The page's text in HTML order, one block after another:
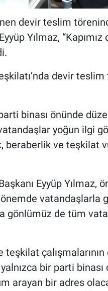
devir teslim
Yılmaz,
devir teslim
binası önünde
yoğun ilgi
beraberlik ve teşkilat
Eyyüp Yılmaz,
vatandaşlarla
gönlümüz de tüm
teşkilat
bir parti binası
arayan bir adres